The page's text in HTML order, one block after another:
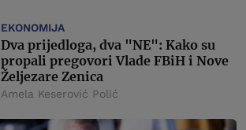
EKONOMIJA
Dva prijedloga, dva "NE": Kako su
propali pregovori Vlade FBiH i Nove
Željezare Zenica
Amela Keserović Polić